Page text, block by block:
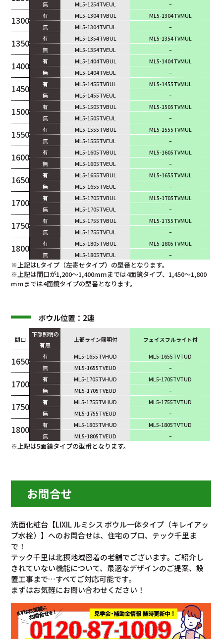
無 ML5-1254TVEUL –
1300 有 ML5-1304TVBUL
ML5-1304TVMUL
無
ML5-1304TVEUL –
1350 有 ML5-1354TVBUL
ML5-1354TVMUL
無
ML5-1354TVEUL –
1400 有 ML5-1404TVBUL
ML5-1404TVMUL
無
ML5-1404TVEUL –
1450 有 ML5-1455TVBUL
ML5-1455TVMUL
無
ML5-1455TVEUL –
1500 有 ML5-1505TVBUL
ML5-1505TVMUL
無
ML5-1505TVEUL –
1550 有 ML5-1555TVBUL
ML5-1555TVMUL
無
ML5-1555TVEUL –
1600 有 ML5-1605TVBUL
ML5-1605TVMUL
無
ML5-1605TVEUL –
1650 有 ML5-1655TVBUL
ML5-1655TVMUL
無
ML5-1655TVEUL –
1700 有 ML5-1705TVBUL
ML5-1705TVMUL
無
ML5-1705TVEUL –
1750 有 ML5-1755TVBUL
ML5-1755TVMUL
無
ML5-1755TVEUL –
1800 有 ML5-1805TVBUL
ML5-1805TVMUL
無
ML5-1805TVEUL –
※上記はLタイプ（左寄せタイプ）の型番となります。
※上記は間口が1,200～1,400mmまでは4面鏡タイプ、1,450～1,800
mmまでは4面鏡タイプの型番となります。
ボウル位置：2連
間口
下部照明の
有無
上部ライン照明付 フェイスフルライト付
1650 有 ML5-1655TVHUD
ML5-1655TVTUD
無
ML5-1655TVEUD –
1700 有 ML5-1705TVHUD
ML5-1705TVTUD
無
ML5-1705TVEUD –
1750 有 ML5-1755TVHUD
ML5-1755TVTUD
無
ML5-1755TVEUD –
1800 有 ML5-1805TVHUD
ML5-1805TVTUD
無
ML5-1805TVEUD –
※上記は5面鏡タイプの型番となります。
お問合せ
洗面化粧台【LIXIL ルミシス ボウル一体タイプ（キレイアッ
プ水栓）】へのお問合せは、住宅のプロ、テック千里ま
で！
テック千里は北摂地域密着の老舗でございます。ご紹介し
きれていない機能について、最適なデザインのご提案、設
置工事まで…すべてご対応可能です。
まずはお気軽にお問い合わせください！